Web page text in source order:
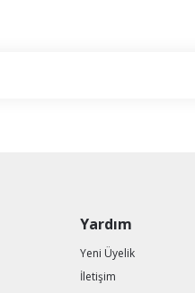
Yardım
Yeni Üyelik
İletişim